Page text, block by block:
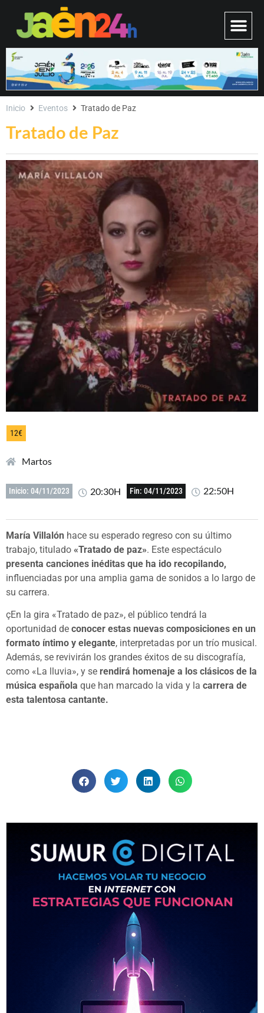
Tratado de Paz
Inicio Eventos Tratado de Paz
12€
Martos
Inicio: 04/11/2023 20:30H Fin: 04/11/2023 22:50H
María Villalón hace su esperado regreso con su último
trabajo, titulado «Tratado de paz». Este espectáculo
presenta canciones inéditas que ha ido recopilando,
influenciadas por una amplia gama de sonidos a lo largo de
su carrera.
çEn la gira «Tratado de paz», el público tendrá la
oportunidad de conocer estas nuevas composiciones en un
formato íntimo y elegante, interpretadas por un trío musical.
Además, se revivirán los grandes éxitos de su discografía,
como «La lluvia», y se rendirá homenaje a los clásicos de la
música española que han marcado la vida y la carrera de
esta talentosa cantante.